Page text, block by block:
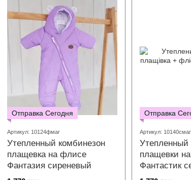
Отправка Сегодня
Артикул: 10124фмаг
Утепленный комбинезон
плащевка на флисе
Фантазия сиреневый
Отправка
Артикул: 10140смаг
Утепленный
плащевки
Фантастик